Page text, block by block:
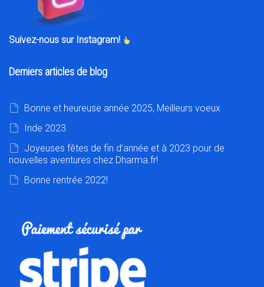
Suivez-nous sur Instagram!
Derniers articles de blog
Bonne et heureuse année 2025, Meilleurs voeux
Inde 2023
Joyeuses fêtes de fin d’année et à 2023 pour de
nouvelles aventures chez Dharma.fr!
Bonne rentrée 2022!